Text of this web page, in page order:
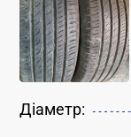
Діаметр: